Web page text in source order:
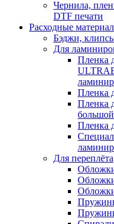
Чернила,
DTF печати
Расходные
Бэджи,
Для
Пленка
Пленка
Пленка
Пленка
Для переплёта